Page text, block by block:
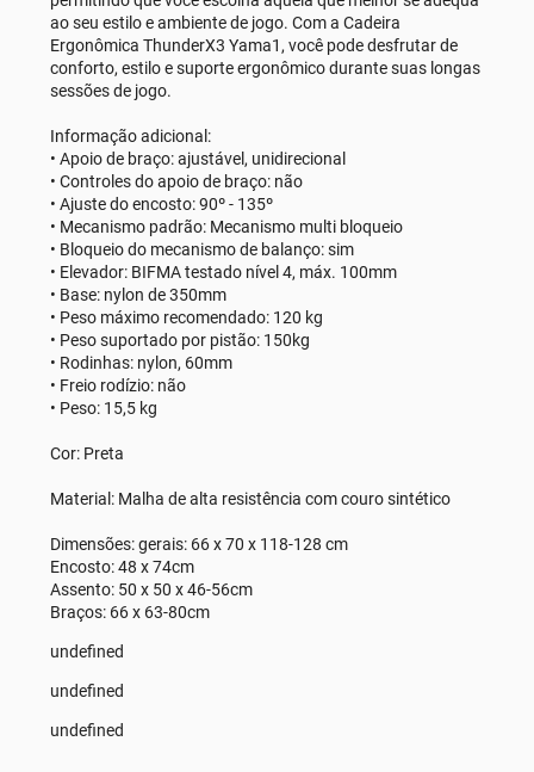
ao seu estilo e ambiente de jogo. Com a Cadeira
Ergonômica ThunderX3 Yama1, você pode desfrutar de
conforto, estilo e suporte ergonômico durante suas longas
sessões de jogo.
Informação adicional:
• Apoio de braço: ajustável, unidirecional
• Controles do apoio de braço: não
• Ajuste do encosto: 90º - 135º
• Mecanismo padrão: Mecanismo multi bloqueio
• Bloqueio do mecanismo de balanço: sim
• Elevador: BIFMA testado nível 4, máx. 100mm
• Base: nylon de 350mm
• Peso máximo recomendado: 120 kg
• Peso suportado por pistão: 150kg
• Rodinhas: nylon, 60mm
• Freio rodízio: não
• Peso: 15,5 kg
Cor: Preta
Material: Malha de alta resistência com couro sintético
Dimensões: gerais: 66 x 70 x 118-128 cm
Encosto: 48 x 74cm
Assento: 50 x 50 x 46-56cm
Braços: 66 x 63-80cm
undefined
undefined
undefined